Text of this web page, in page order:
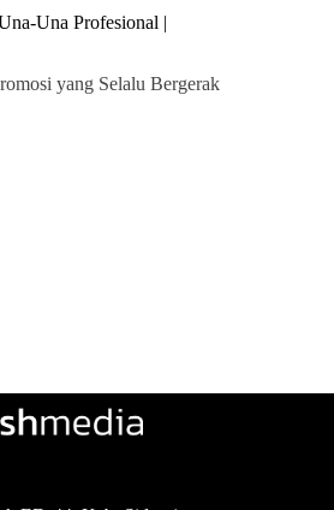
Una Profesional |
yang Selalu Bergerak